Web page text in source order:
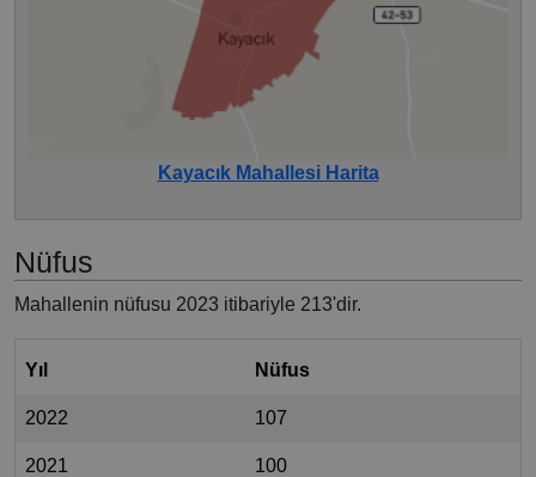
Kayacık Mahallesi Harita
Nüfus
Mahallenin nüfusu 2023 itibariyle 213'dir.
Yıl Nüfus
2022 107
2021 100